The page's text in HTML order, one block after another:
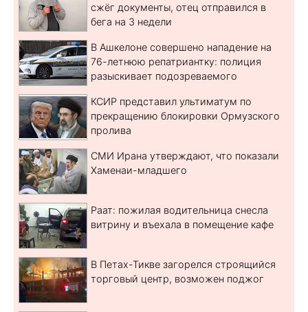
сжёг документы, отец отправился в
бега на 3 недели
В Ашкелоне совершено нападение на
76-летнюю репатриантку: полиция
разыскивает подозреваемого
КСИР представил ультиматум по
прекращению блокировки Ормузского
пролива
СМИ Ирана утверждают, что показали
Хаменаи-младшего
Раат: пожилая водительница снесла
витрину и въехала в помещение кафе
В Петах-Тикве загорелся строящийся
торговый центр, возможен поджог